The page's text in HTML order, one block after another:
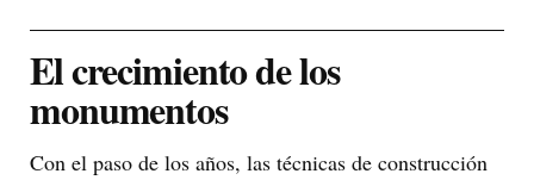
El crecimiento de los
monumentos
Con el paso de los años, las técnicas de construcción